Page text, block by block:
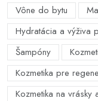
Vône do bytu
Hydratácia a výživa
Šampóny
Kozmetika pre
Kozmetika na vrásky